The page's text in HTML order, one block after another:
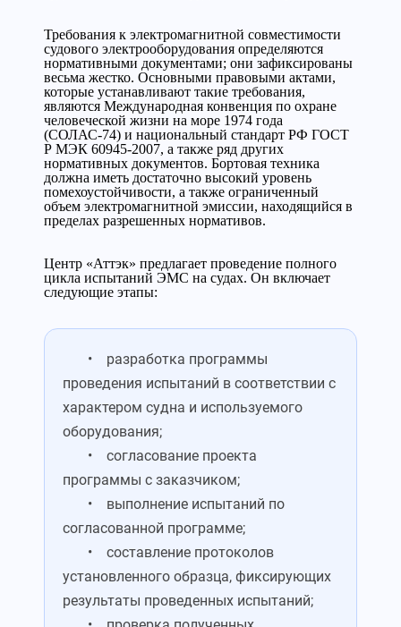
Требования к электромагнитной совместимости
судового электрооборудования определяются
нормативными документами; они зафиксированы
весьма жестко. Основными правовыми актами,
которые устанавливают такие требования,
являются Международная конвенция по охране
человеческой жизни на море 1974 года
(СОЛАС-74) и национальный стандарт РФ ГОСТ
Р МЭК 60945-2007, а также ряд других
нормативных документов. Бортовая техника
должна иметь достаточно высокий уровень
помехоустойчивости, а также ограниченный
объем электромагнитной эмиссии, находящийся в
пределах разрешенных нормативов.
Центр «Аттэк» предлагает проведение полного
цикла испытаний ЭМС на судах. Он включает
следующие этапы:
• разработка программы
проведения испытаний в соответствии с
характером судна и используемого
оборудования;
• согласование проекта
программы с заказчиком;
• выполнение испытаний по
согласованной программе;
• составление протоколов
установленного образца, фиксирующих
результаты проведенных испытаний;